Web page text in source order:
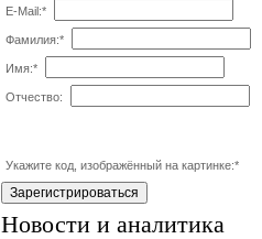
E-Mail:*
Фамилия:*
Имя:*
Отчество:
Укажите код, изображённый на картинке:*
Новости и аналитика